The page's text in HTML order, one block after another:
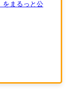
をまるっと公